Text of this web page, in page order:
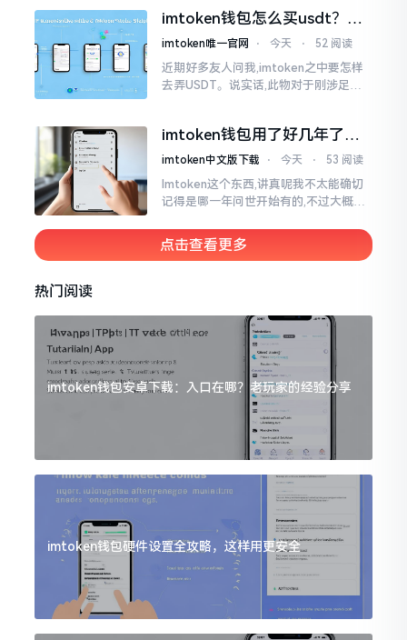
imtoken钱包怎么买usdt？老
手教你简单三步搞定
imtoken唯一官网 ⋅ 今天 ⋅ 52 阅读
近期好多友人问我,imtoken之中要怎样
去弄USDT。说实话,此物对于刚涉足币
imtoken钱包用了好几年了，
到底多少年了？
imtoken中文版下载 ⋅ 今天 ⋅ 53 阅读
Imtoken这个东西,讲真呢我不太能确切
记得是哪一年问世开始有的,不过大概在
变得热门起来了,一直到现如今大概差不
多快要十年的时间了。
点击查看更多
热门阅读
imtoken钱包安卓下载：入口在哪？老玩家的经验分享
imtoken钱包硬件设置全攻略，这样用更安全